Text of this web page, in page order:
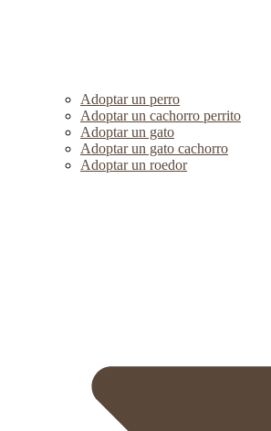
Adoptar un perro
Adoptar un cachorro perrito
Adoptar un gato
Adoptar un gato cachorro
Adoptar un roedor